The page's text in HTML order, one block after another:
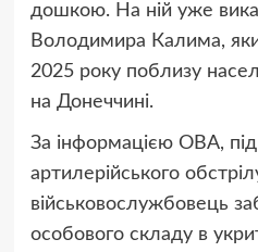
дошкою. На ній уже
Володимира Калима,
2025 року поблизу
на Донеччині.
За інформацією ОВА,
артилерійського
військовослужбовець
особового складу в